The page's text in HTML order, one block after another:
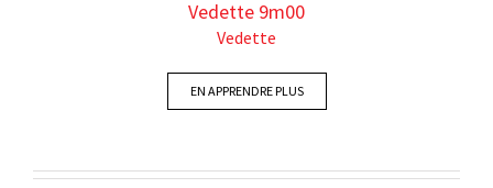
Vedette 9m00
Vedette
EN APPRENDRE PLUS